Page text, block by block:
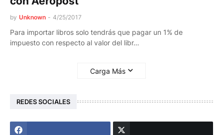
by Unknown - 4/25/2017
Para importar libros solo tendrás que pagar un 1% de
impuesto con respecto al valor del libr…
Carga Más
REDES SOCIALES